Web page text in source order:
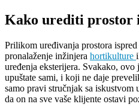
Kako urediti prostor
Prilikom uređivanja prostora
pronalaženje inžinjera hortikulture
uređenja eksterijera. Svakako,
upuštate sami, i koji ne daje
samo pravi stručnjak sa iskustvom
da on na sve vaše klijente ostavi